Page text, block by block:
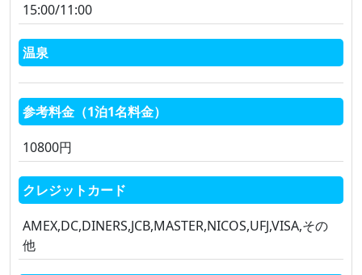
15:00/11:00
温泉
参考料金（1泊1名料金）
10800円
クレジットカード
AMEX,DC,DINERS,JCB,MASTER,NICOS,UFJ,VISA,その
他